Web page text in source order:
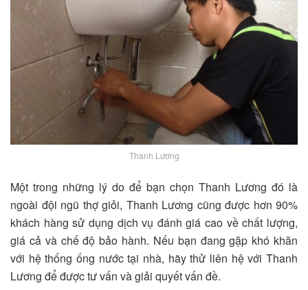
Thanh Lương
Một trong những lý do để bạn chọn Thanh Lương đó là
ngoài đội ngũ thợ giỏi, Thanh Lương cũng được hơn 90%
khách hàng sử dụng dịch vụ đánh giá cao về chất lượng,
giá cả và chế độ bảo hành. Nếu bạn đang gặp khó khăn
với hệ thống ống nước tại nhà, hãy thử liên hệ với Thanh
Lương để được tư vấn và giải quyết vấn đề.